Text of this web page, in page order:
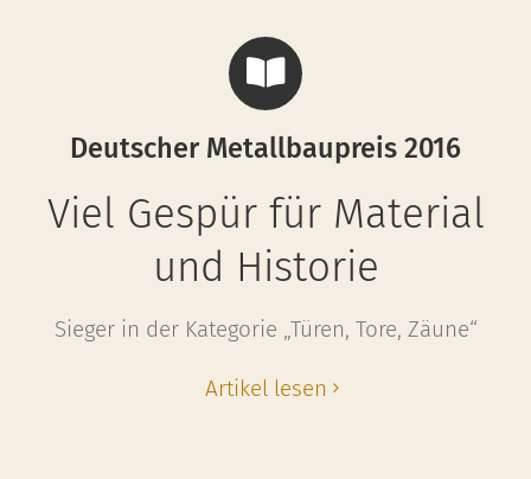
Deutscher Metallbaupreis 2016
Viel Gespür für Material
und Historie
Sieger in der Kategorie „Türen, Tore, Zäune“
Artikel lesen